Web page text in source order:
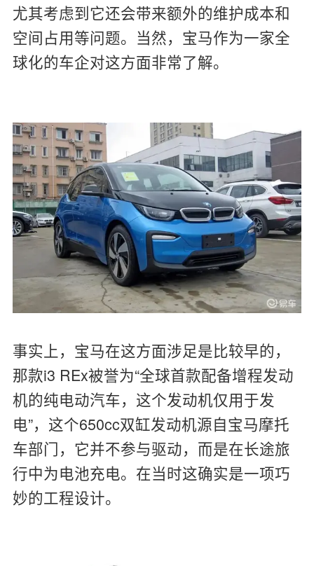
尤其考虑到它还会带来额外的维护成本和
空间占用等问题。当然，宝马作为一家全
球化的车企对这方面非常了解。
事实上，宝马在这方面涉足是比较早的，
那款i3 REx被誉为“全球首款配备增程发动
机的纯电动汽车，这个发动机仅用于发
电”，这个650cc双缸发动机源自宝马摩托
车部门，它并不参与驱动，而是在长途旅
行中为电池充电。在当时这确实是一项巧
妙的工程设计。